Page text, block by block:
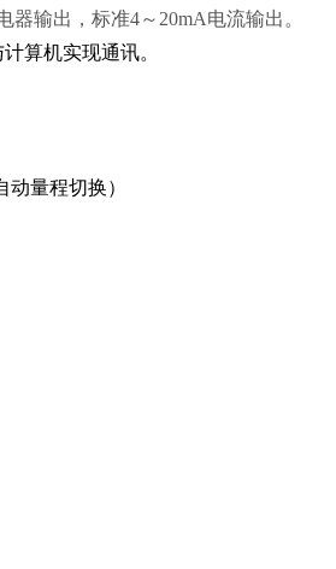
输出，标准4～20mA电流输出。
算机实现通讯。
动量程切换）